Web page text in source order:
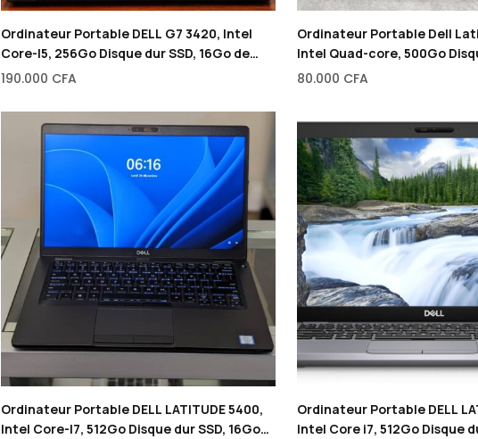
Ordinateur Portable DELL G7 3420, Intel
Core-I5, 256Go Disque dur SSD, 16Go de
RAM, 14″
190.000 CFA
Ordinateur Portable Dell
Intel Quad-core, 500Go
RAM, 12″
80.000 CFA
Ordinateur Portable DELL LATITUDE 5400,
Intel Core-I7, 512Go Disque dur SSD, 16Go
Ordinateur Portable DELL
Intel Core i7, 512Go Disque